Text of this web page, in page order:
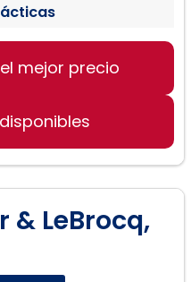
mejor precio
& LeBrocq,